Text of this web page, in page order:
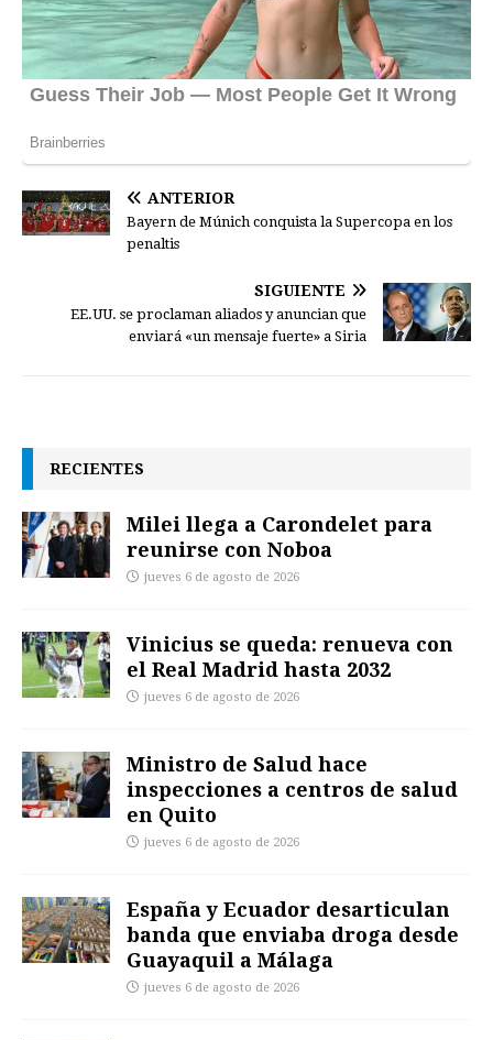
ANTERIOR
Bayern de Múnich conquista la Supercopa en los
penaltis
SIGUIENTE
EE.UU. se proclaman aliados y anuncian que
enviará «un mensaje fuerte» a Siria
RECIENTES
Milei llega a Carondelet para
reunirse con Noboa
jueves 6 de agosto de 2026
Vinicius se queda: renueva con
el Real Madrid hasta 2032
jueves 6 de agosto de 2026
Ministro de Salud hace
inspecciones a centros de salud
en Quito
jueves 6 de agosto de 2026
España y Ecuador desarticulan
banda que enviaba droga desde
Guayaquil a Málaga
jueves 6 de agosto de 2026